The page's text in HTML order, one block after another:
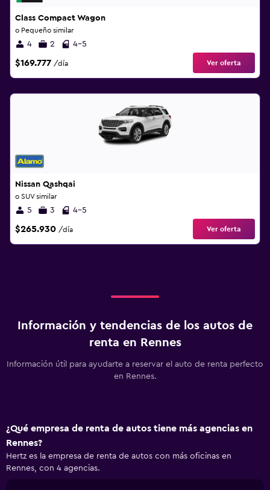
Class Compact Wagon
o Pequeño similar
4 2 4-5
$169.777 /día Ver oferta
Nissan Qashqai
o SUV similar
5 3 4-5
$265.930 /día Ver oferta
Información y tendencias de los autos de
renta en Rennes
Información útil para ayudarte a reservar el auto de renta perfecto
en Rennes.
¿Qué empresa de renta de autos tiene más agencias en
Rennes?
Hertz es la empresa de renta de autos con más oficinas en
Rennes, con 4 agencias.